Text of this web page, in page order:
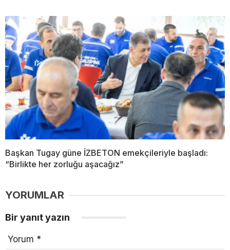
Başkan Tugay güne İZBETON emekçileriyle başladı:
“Birlikte her zorluğu aşacağız”
YORUMLAR
Bir yanıt yazın
Yorum *